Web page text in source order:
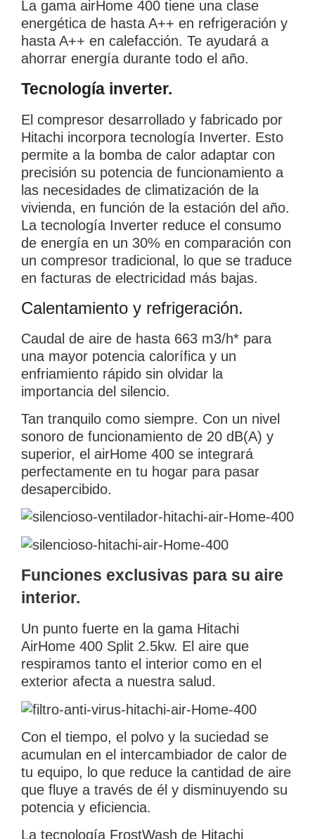
La gama airHome 400 tiene una clase
energética de hasta A++ en refrigeración y
hasta A++ en calefacción. Te ayudará a
ahorrar energía durante todo el año.
Tecnología inverter.
El compresor desarrollado y fabricado por
Hitachi incorpora tecnología Inverter. Esto
permite a la bomba de calor adaptar con
precisión su potencia de funcionamiento a
las necesidades de climatización de la
vivienda, en función de la estación del año.
La tecnología Inverter reduce el consumo
de energía en un 30% en comparación con
un compresor tradicional, lo que se traduce
en facturas de electricidad más bajas.
Calentamiento y refrigeración.
Caudal de aire de hasta 663 m3/h* para
una mayor potencia calorífica y un
enfriamiento rápido sin olvidar la
importancia del silencio.
Tan tranquilo como siempre. Con un nivel
sonoro de funcionamiento de 20 dB(A) y
superior, el airHome 400 se integrará
perfectamente en tu hogar para pasar
desapercibido.
Funciones exclusivas para su aire
interior.
Un punto fuerte en la gama Hitachi
AirHome 400 Split 2.5kw. El aire que
respiramos tanto el interior como en el
exterior afecta a nuestra salud.
Con el tiempo, el polvo y la suciedad se
acumulan en el intercambiador de calor de
tu equipo, lo que reduce la cantidad de aire
que fluye a través de él y disminuyendo su
potencia y eficiencia.
La tecnología FrostWash de Hitachi